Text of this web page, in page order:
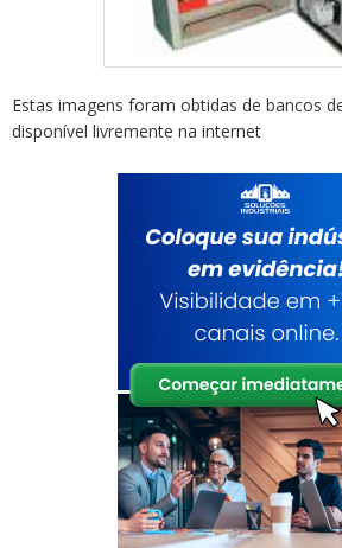
Estas imagens foram obtidas de bancos
disponível livremente na internet